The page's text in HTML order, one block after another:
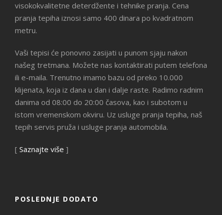
visokokvalitetne deterdžente i tehnike pranja. Cena
pranja tepiha iznosi samo 400 dinara po kvadratnom
metru.
Vaši tepisi će ponovno zasijati u punom sjaju nakon
našeg tretmana. Možete nas kontaktirati putem telefona
ili e-maila. Trenutno imamo bazu od preko 10.000
klijenata, koja iz dana u dan i dalje raste. Radimo radnim
danima od 08:00 do 20:00 časova, kao i subotom u
istom vremenskom okviru. Uz usluge pranja tepiha, naš
tepih servis pruža i usluge pranja automobila.
[ Saznajte više ]
POSLEDNJE DODATO